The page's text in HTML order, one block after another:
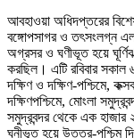
আবহাওয়া অধিদপ্তরের
বঙ্গোপসাগর ও তৎসংলগ্ন
অগ্রসর ও ঘণীভূত হয়ে
করছিল। এটি রবিবার সকাল
দক্ষিণ ও দক্ষিণ-পশ্চিমে,
দক্ষিণপশ্চিমে, মোংলা
সমুদ্রবন্দর থেকে এক
ঘনীভূত হয়ে উত্তর-পশ্চিম